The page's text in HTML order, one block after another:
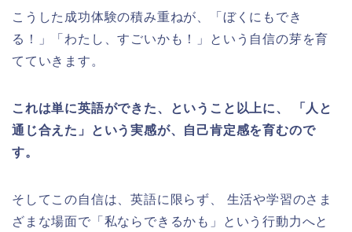
こうした成功体験の積み重ねが、「ぼくにもでき
る！」「わたし、すごいかも！」という自信の芽を育
てていきます。
これは単に英語ができた、ということ以上に、 「人と
通じ合えた」という実感が、自己肯定感を育むので
す。
そしてこの自信は、英語に限らず、 生活や学習のさま
ざまな場面で「私ならできるかも」という行動力へと